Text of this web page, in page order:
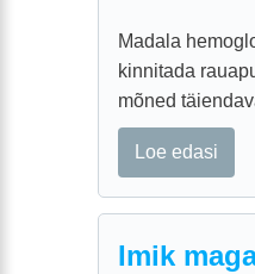
Madala
kinnitada
mõned
Loe edasi
Imik